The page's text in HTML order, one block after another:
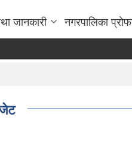
जानकारी नगरपालिका